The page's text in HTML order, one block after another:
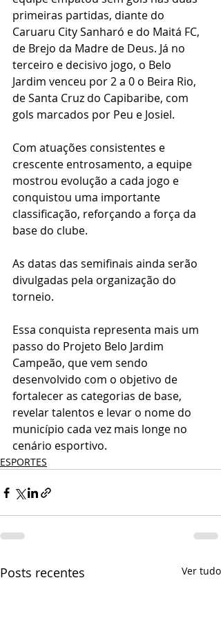
primeiras partidas, diante do
Caruaru City Sanharó e do Maitá FC,
de Brejo da Madre de Deus. Já no
terceiro e decisivo jogo, o Belo
Jardim venceu por 2 a 0 o Beira Rio,
de Santa Cruz do Capibaribe, com
gols marcados por Peu e Josiel.
Com atuações consistentes e
crescente entrosamento, a equipe
mostrou evolução a cada jogo e
conquistou uma importante
classificação, reforçando a força da
base do clube.
As datas das semifinais ainda serão
divulgadas pela organização do
torneio.
Essa conquista representa mais um
passo do Projeto Belo Jardim
Campeão, que vem sendo
desenvolvido com o objetivo de
fortalecer as categorias de base,
revelar talentos e levar o nome do
município cada vez mais longe no
cenário esportivo.
ESPORTES
Posts recentes Ver tudo